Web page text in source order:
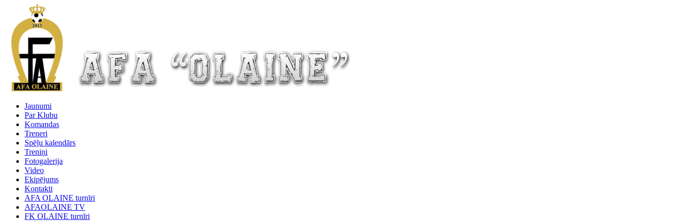
Jaunumi
Par Klubu
Komandas
Treneri
Spēļu kalendārs
Treniņi
Fotogalerija
Video
Ekipējums
Kontakti
AFA OLAINE turnīri
AFAOLAINE TV
FK OLAINE turnīri